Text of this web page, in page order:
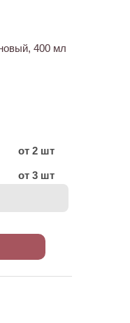
400 мл
от 2 шт
от 3 шт